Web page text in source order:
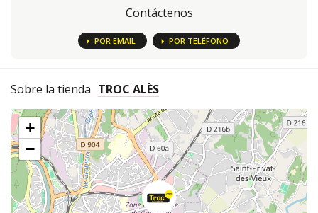
Contáctenos
POR EMAIL POR TELÉFONO
Sobre la tienda TROC ALÈS
+
−